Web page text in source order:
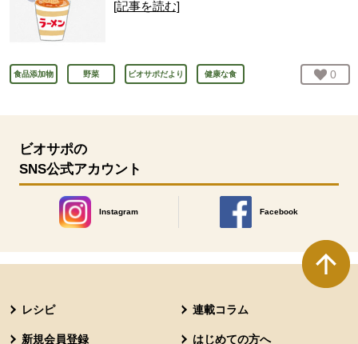
[記事を読む]
食品添加物 野菜 ビオサポだより 健康な食 お気
0
ビオサポの
SNS公式アカウント
Instagram
別のウィンドウで開きます。
Facebook
レシピ 連載コラム
新規会員登録 はじめての方へ